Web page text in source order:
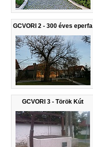
GCVORI 2 - 300 éves eperfa
GCVORI 3 - Török Kút